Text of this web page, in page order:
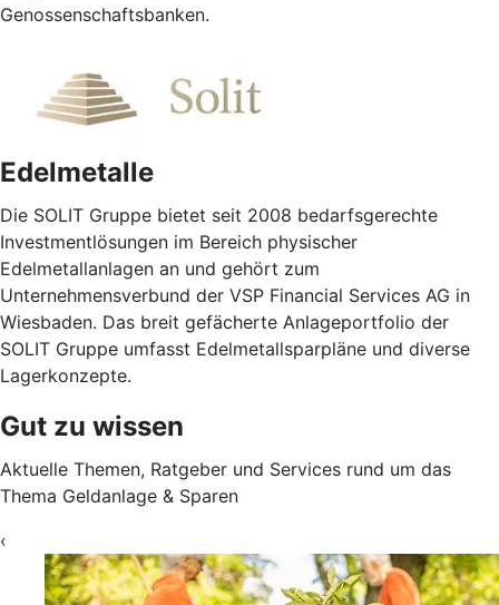
Genossenschaftsbanken.
Edelmetalle
Die SOLIT Gruppe bietet seit 2008 bedarfsgerechte
Investmentlösungen im Bereich physischer
Edelmetallanlagen an und gehört zum
Unternehmensverbund der VSP Financial Services AG in
Wiesbaden. Das breit gefächerte Anlageportfolio der
SOLIT Gruppe umfasst Edelmetallsparpläne und diverse
Lagerkonzepte.
Gut zu wissen
Aktuelle Themen, Ratgeber und Services rund um das
Thema Geldanlage & Sparen
‹